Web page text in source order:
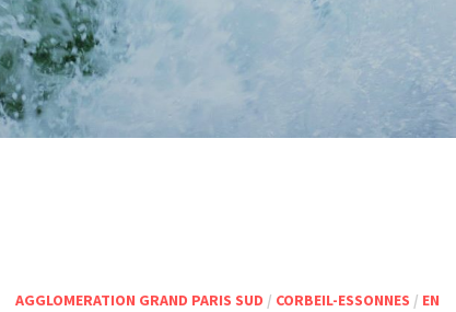
AGGLOMERATION GRAND PARIS SUD / CORBEIL-ESSONNES / EN